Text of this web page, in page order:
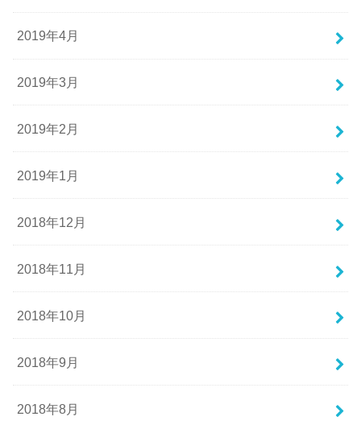
2019年4月
2019年3月
2019年2月
2019年1月
2018年12月
2018年11月
2018年10月
2018年9月
2018年8月